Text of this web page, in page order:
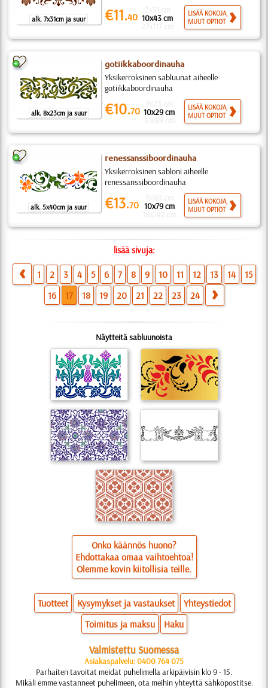
alk. 7x31cm ja suur €11.40 10x43 cm
LISÄÄ KOKOJA,
MUUT OPTIOT
alk. 8x23cm ja suur
gotiikkaboordinauha
Yksikerroksinen sabluunat aiheelle
gotiikkaboordinauha
€10.70 10x29 cm
LISÄÄ KOKOJA,
MUUT OPTIOT
alk. 5x40cm ja suur
renessanssiboordinauha
Yksikerroksinen sabloni aiheelle
renessanssiboordinauha
€13.70 10x79 cm
LISÄÄ KOKOJA,
MUUT OPTIOT
lisää sivuja:
1 2 3 4 5 6 7 8 9 10 11 12 13 14
15
16
17 18 19 20 21 22 23 24
Näytteitä sabluunoista
Onko käännös huono?
Ehdottakaa omaa vaihtoehtoa!
Olemme kovin kiitollisia teille.
Tuotteet Kysymykset ja vastaukset
Yhteystiedot
Toimitus ja maksu
Haku
Valmistettu Suomessa
Asiakaspalvelu: 0400 764 075
Parhaiten tavoitat meidät puhelimella arkipäivisin klo 9 - 15.
Mikäli emme vastanneet puhelimeen, ota meihin yhteyttä sähköpostitse.